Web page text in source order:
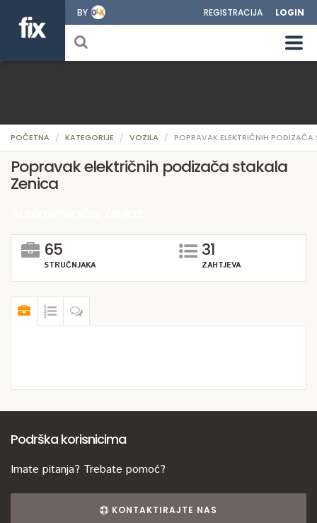
BY REGISTRACIJA LOGIN
POČETNA KATEGORIJE VOZILA POPRAVAK ELEKTRIČNIH PODIZAČA
Popravak električnih podizača stakala
Zenica
65
STRUČNJAKA
31
ZAHTJEVA
Podrška korisnicima
Imate pitanja? Trebate pomoć?
KONTAKTIRAJTE NAS